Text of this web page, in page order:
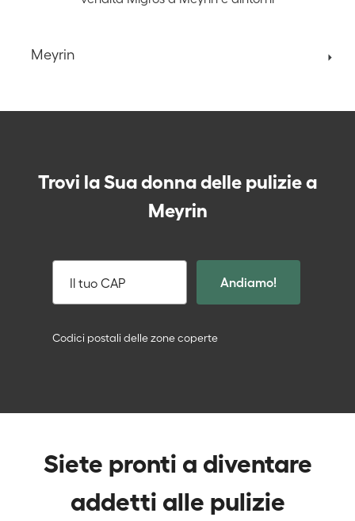
Meyrin
Trovi la Sua donna delle pulizie a
Meyrin
Il tuo CAP Andiamo!
Codici postali delle zone coperte
Siete pronti a diventare
addetti alle pulizie